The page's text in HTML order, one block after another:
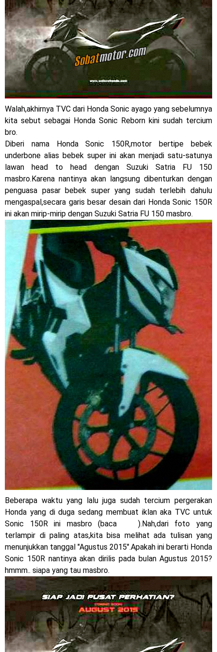
Jelajah Petualangan Tanpa Batas
Yamalube Power XP Matic resmi dirilis untuk skutik Blue
Core 125cc dengan mobilitas tinggi
Yamaha Indonesia Rilis Warna Baru Fazzio Hybrid yang lebih
Eye Catchy & Kece Abis
Sudah pakai diskbrake belakang ! Yamaha Indonesia Resmi
perkenalkan Aerox Alpha 155 Turbo !
Yamaha Nmax Turbo 155 sudah lahir, Aerox Turbo hanya
tinggal menunggu waktu ?
Honda Indonesia resmi jual New CBR 1000RR-R Fireblade
2025, harganya mantap !
Dukung MotoGP Mandalika 2024, AHM serahkan 10 unit
motor listrik EM1 e
Yamaha Indonesia resmi luncurkan Nmax 155 Turbo
Sudah pakai winglet Karbon, Yamaha resmi merilis YZF-R1
dan YZF-R1M model 2025 !
Begini penampakan livery Kawasaki Ninja ZX-25RR KRT
Edition 2025
Berkenalan dengan KTM 990 RC R, jagoan baru dari KTM !
Yamaha Rilis New R15M versi 2024, makin sangar !
Penampakan tim Red Bull KTM Factory Racing musim 2024 !
MotoGP : Francesco Bagnaia Juara Dunia MotoGP musim
2023 !
Honda Rilis CBR1000RR-R 2023 Anniversary Edition !
MotoGP Amerika : Alex Rins berhasil juara pertama dan
perdana di tim LCR Honda !
Ngabuburide Yamaha Wr 155 R, Para Bikers Menikmati
Indahnya Sore di Kota Medan
Impresi pertama Kawasaki Ninja ZX-4RR 2023 yang cuma
ada 2 dikota Medan !
Event Customaxi & Yard Built 2023 Resmi Dimulai !
Kawasaki Indonesia resmi merilis KLE500 dan KLE500 SE
model year 2026 !
Kamis, 6 Agustus
Walah,akhirnya TVC dari Honda Sonic ayago yang sebelumnya
kita sebut sebagai Honda Sonic Reborn kini sudah tercium
bro.
Diberi nama Honda Sonic 150R,motor bertipe bebek
underbone alias bebek super ini akan menjadi satu-satunya
lawan head to head dengan Suzuki Satria FU 150
masbro.Karena nantinya akan langsung dibenturkan dengan
penguasa pasar bebek super yang sudah terlebih dahulu
mengaspal,secara garis besar desain dari Honda Sonic 150R
ini akan mirip-mirip dengan Suzuki Satria FU 150 masbro.
Beberapa waktu yang lalu juga sudah tercium pergerakan
Honda yang di duga sedang membuat iklan aka TVC untuk
Sonic 150R ini masbro (baca
).Nah,dari foto yang
terlampir di paling atas,kita bisa melihat ada tulisan yang
menunjukkan tanggal "Agustus 2015".Apakah ini berarti Honda
Sonic 150R nantinya akan dirilis pada bulan Agustus 2015?
hmmm.. siapa yang tau masbro.